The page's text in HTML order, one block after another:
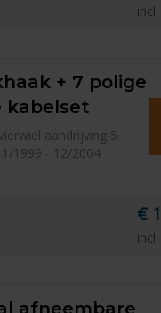
+ 7 polige
kabelset
aandrijving 5
1999 - 12/2004
€
afneembare